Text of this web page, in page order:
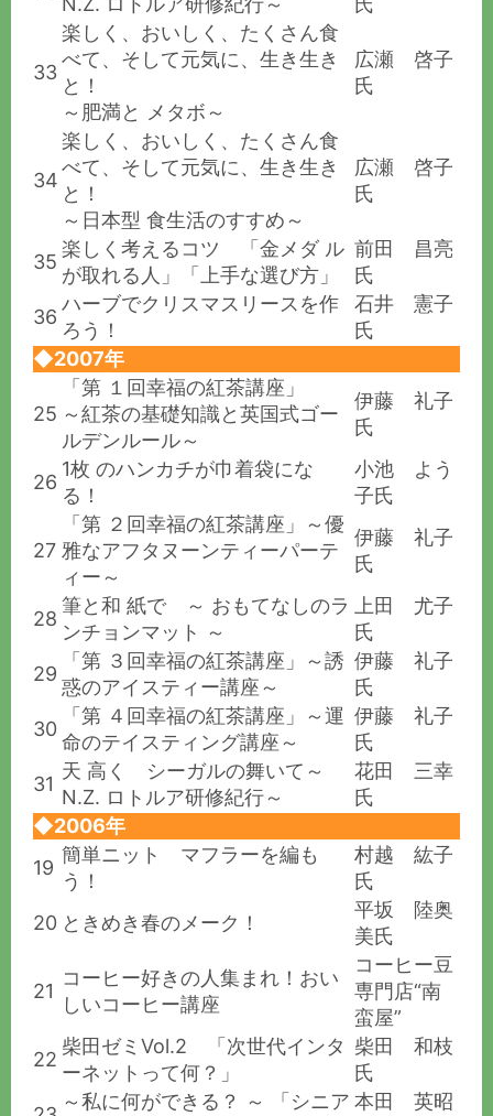
33
楽しく、おいしく、たくさん食
べて、そして元気に、生き生き
と！
～肥満と メタボ～
広瀬 啓子
氏
34
楽しく、おいしく、たくさん食
べて、そして元気に、生き生き
と！
～日本型 食生活のすすめ～
広瀬 啓子
氏
35
楽しく考えるコツ 「金メダ ル
が取れる人」「上手な選び方」
前田 昌亮
氏
36
ハーブでクリスマスリースを作
ろう！
石井 憲子
氏
◆2007年
25
「第 １回幸福の紅茶講座」
～紅茶の基礎知識と英国式ゴー
ルデンルール～
伊藤 礼子
氏
26
1枚 のハンカチが巾着袋にな
る！
小池 よう
子氏
27
「第 ２回幸福の紅茶講座」～優
雅なアフタヌーンティーパーテ
ィー～
伊藤 礼子
氏
28
筆と和 紙で ～ おもてなしのラ
ンチョンマット ～
上田 尤子
氏
29
「第 ３回幸福の紅茶講座」～誘
惑のアイスティー講座～
伊藤 礼子
氏
30
「第 ４回幸福の紅茶講座」～運
命のテイスティング講座～
伊藤 礼子
氏
31
天 高く シーガルの舞いて～
N.Z. ロトルア研修紀行～
花田 三幸
氏
◆2006年
19
簡単ニット マフラーを編も
う！
村越 紘子
氏
20 ときめき春のメーク！
平坂 陸奥
美氏
21
コーヒー好きの人集まれ！おい
しいコーヒー講座
コーヒー豆
専門店“南
蛮屋”
22
柴田ゼミVol.2 「次世代インタ
ーネットって何？」
柴田 和枝
氏
～私に何ができる？ ～ 「シニア 本田 英昭